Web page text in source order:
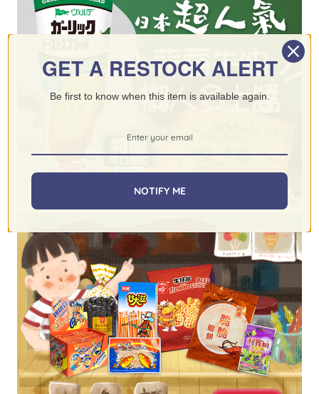
GET A RESTOCK ALERT
Be first to know when this item is available again.
NOTIFY ME